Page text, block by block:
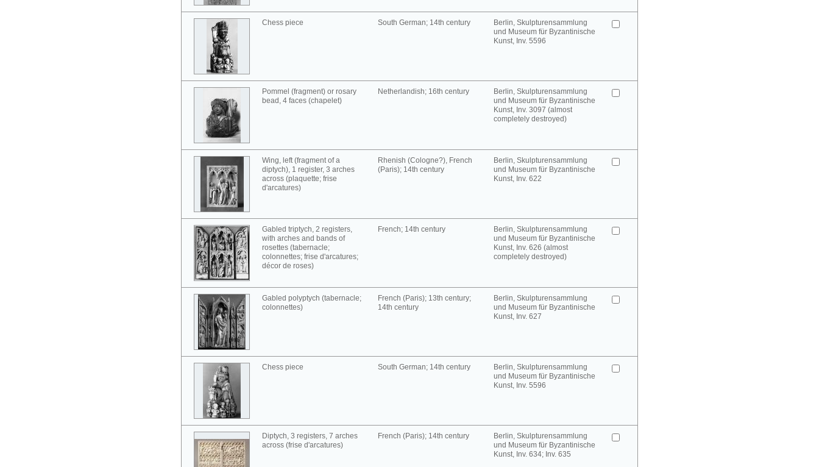
Chess piece South German; 14th century
Berlin, Skulpturensammlung
und Museum für Byzantinische
Kunst, Inv. 5596
Pommel (fragment) or rosary
bead, 4 faces (chapelet)
Netherlandish; 16th century
Berlin, Skulpturensammlung
und Museum für Byzantinische
Kunst, Inv. 3097 (almost
completely destroyed)
Wing, left (fragment of a
diptych), 1 register, 3 arches
across (plaquette; frise
d'arcatures)
Rhenish (Cologne?), French
(Paris); 14th century
Berlin, Skulpturensammlung
und Museum für Byzantinische
Kunst, Inv. 622
Gabled triptych, 2 registers,
with arches and bands of
rosettes (tabernacle;
colonnettes; frise d'arcatures;
décor de roses)
French; 14th century
Berlin, Skulpturensammlung
und Museum für Byzantinische
Kunst, Inv. 626 (almost
completely destroyed)
Gabled polyptych (tabernacle;
colonnettes)
French (Paris); 13th century;
14th century
Berlin, Skulpturensammlung
und Museum für Byzantinische
Kunst, Inv. 627
Chess piece South German; 14th century
Berlin, Skulpturensammlung
und Museum für Byzantinische
Kunst, Inv. 5596
Diptych, 3 registers, 7 arches
across (frise d'arcatures)
French (Paris); 14th century
Berlin, Skulpturensammlung
und Museum für Byzantinische
Kunst, Inv. 634; Inv. 635